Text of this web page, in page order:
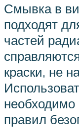
Смывка в
подходят
частей
краски, не
правил